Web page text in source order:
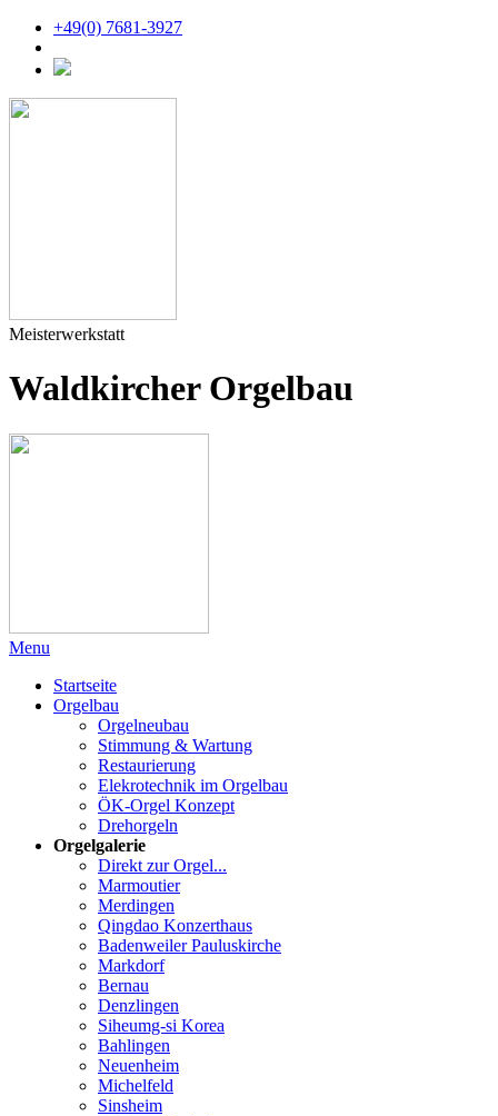
+49(0) 7681-3927
Meisterwerkstatt
Waldkircher Orgelbau
Menu
Startseite
Orgelbau
Orgelneubau
Stimmung & Wartung
Restaurierung
Elekrotechnik im Orgelbau
ÖK-Orgel Konzept
Drehorgeln
Orgelgalerie
Direkt zur Orgel...
Marmoutier
Merdingen
Qingdao Konzerthaus
Badenweiler Pauluskirche
Markdorf
Bernau
Denzlingen
Siheumg-si Korea
Bahlingen
Neuenheim
Michelfeld
Sinsheim